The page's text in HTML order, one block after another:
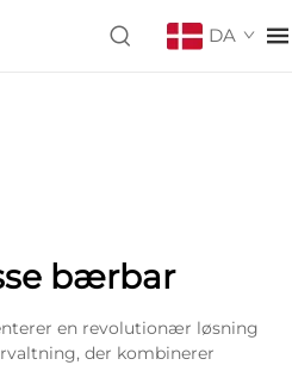
DA
bærbar
en revolutionær løsning
der kombinerer